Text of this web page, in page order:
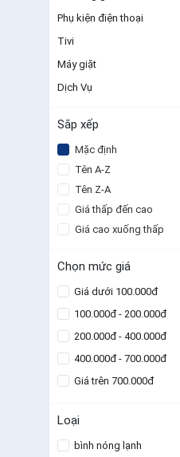
Phụ kiện điện thoại
Tivi
Máy giặt
Dịch Vụ
Sắp xếp
Mặc định
Tên A-Z
Tên Z-A
Giá thấp đến cao
Giá cao xuống thấp
Chọn mức giá
Giá dưới 100.000đ
100.000đ - 200.000đ
200.000đ - 400.000đ
400.000đ - 700.000đ
Giá trên 700.000đ
Loại
bình nóng lạnh